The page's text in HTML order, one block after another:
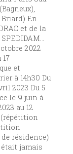
En
et de la
2022
et
à 14h30 Du
2023 Du 5
le 9 juin à
au 12
(répétition
résidence)
était jamais